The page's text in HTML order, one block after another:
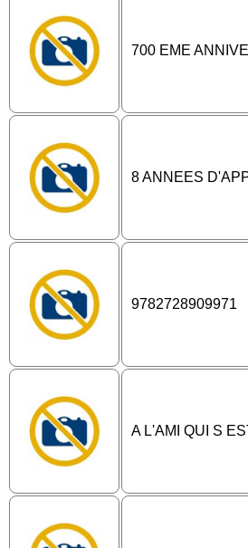
700 EME
8 ANNEES
9782728909971
A L'AMI QUI S